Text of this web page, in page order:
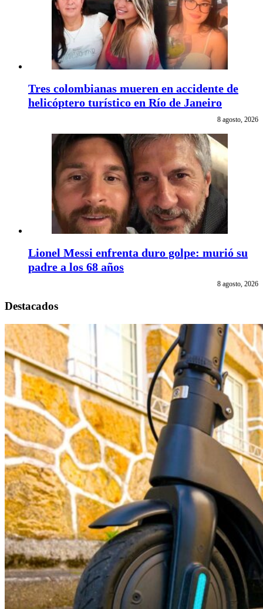
Tres colombianas mueren en accidente de
helicóptero turístico en Río de Janeiro
8 agosto, 2026
Lionel Messi enfrenta duro golpe: murió su
padre a los 68 años
8 agosto, 2026
Destacados